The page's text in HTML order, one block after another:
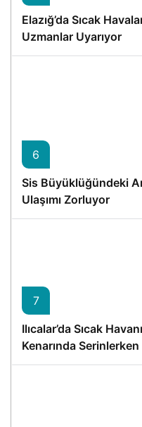
Elazığ’da Sıcak
Uzmanlar Uyarıyor
6
Sis Büyüklüğündeki
Ulaşımı Zorluyor
7
Ilıcalar’da Sıcak
Kenarında